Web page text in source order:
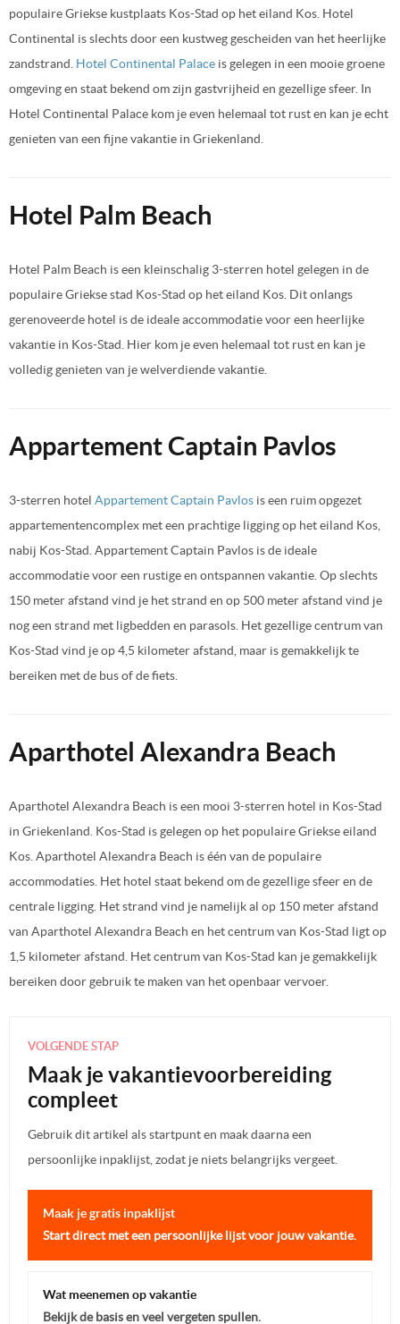
populaire Griekse kustplaats Kos-Stad op het eiland Kos. Hotel
Continental is slechts door een kustweg gescheiden van het heerlijke
zandstrand. Hotel Continental Palace is gelegen in een mooie groene
omgeving en staat bekend om zijn gastvrijheid en gezellige sfeer. In
Hotel Continental Palace kom je even helemaal tot rust en kan je echt
genieten van een fijne vakantie in Griekenland.
Hotel Palm Beach
Hotel Palm Beach is een kleinschalig 3-sterren hotel gelegen in de
populaire Griekse stad Kos-Stad op het eiland Kos. Dit onlangs
gerenoveerde hotel is de ideale accommodatie voor een heerlijke
vakantie in Kos-Stad. Hier kom je even helemaal tot rust en kan je
volledig genieten van je welverdiende vakantie.
Appartement Captain Pavlos
3-sterren hotel Appartement Captain Pavlos is een ruim opgezet
appartementencomplex met een prachtige ligging op het eiland Kos,
nabij Kos-Stad. Appartement Captain Pavlos is de ideale
accommodatie voor een rustige en ontspannen vakantie. Op slechts
150 meter afstand vind je het strand en op 500 meter afstand vind je
nog een strand met ligbedden en parasols. Het gezellige centrum van
Kos-Stad vind je op 4,5 kilometer afstand, maar is gemakkelijk te
bereiken met de bus of de fiets.
Aparthotel Alexandra Beach
Aparthotel Alexandra Beach is een mooi 3-sterren hotel in Kos-Stad
in Griekenland. Kos-Stad is gelegen op het populaire Griekse eiland
Kos. Aparthotel Alexandra Beach is één van de populaire
accommodaties. Het hotel staat bekend om de gezellige sfeer en de
centrale ligging. Het strand vind je namelijk al op 150 meter afstand
van Aparthotel Alexandra Beach en het centrum van Kos-Stad ligt op
1,5 kilometer afstand. Het centrum van Kos-Stad kan je gemakkelijk
bereiken door gebruik te maken van het openbaar vervoer.
VOLGENDE STAP
Maak je vakantievoorbereiding
compleet
Gebruik dit artikel als startpunt en maak daarna een
persoonlijke inpaklijst, zodat je niets belangrijks vergeet.
Maak je gratis inpaklijst
Start direct met een persoonlijke lijst voor jouw vakantie.
Wat meenemen op vakantie
Bekijk de basis en veel vergeten spullen.